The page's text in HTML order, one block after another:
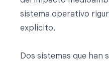
sistema operativo
explícito.
Dos sistemas que han